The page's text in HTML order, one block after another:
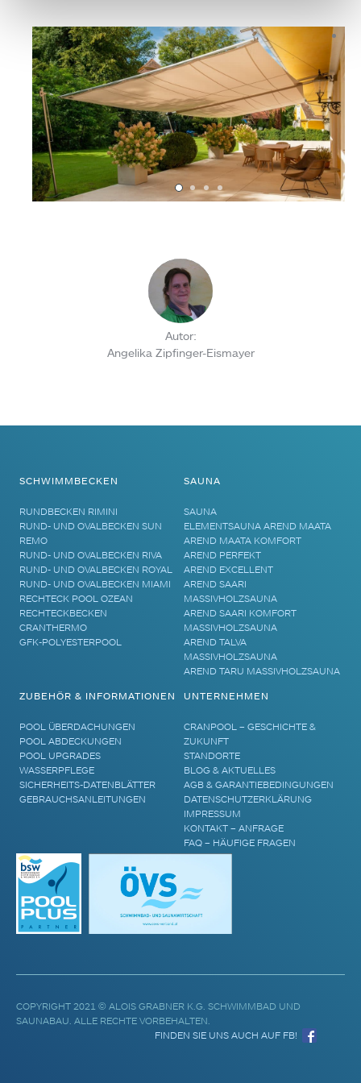
Autor:
Angelika Zipfinger-Eismayer
SCHWIMMBECKEN
RUNDBECKEN RIMINI
RUND- UND OVALBECKEN SUN
REMO
RUND- UND OVALBECKEN RIVA
RUND- UND OVALBECKEN ROYAL
RUND- UND OVALBECKEN MIAMI
RECHTECK POOL OZEAN
RECHTECKBECKEN
CRANTHERMO
GFK-POLYESTERPOOL
SAUNA
SAUNA
ELEMENTSAUNA AREND MAATA
AREND MAATA KOMFORT
AREND PERFEKT
AREND EXCELLENT
AREND SAARI
MASSIVHOLZSAUNA
AREND SAARI KOMFORT
MASSIVHOLZSAUNA
AREND TALVA
MASSIVHOLZSAUNA
AREND TARU MASSIVHOLZSAUNA
ZUBEHÖR & INFORMATIONEN
POOL ÜBERDACHUNGEN
POOL ABDECKUNGEN
POOL UPGRADES
WASSERPFLEGE
SICHERHEITS-DATENBLÄTTER
GEBRAUCHSANLEITUNGEN
UNTERNEHMEN
CRANPOOL – GESCHICHTE &
ZUKUNFT
STANDORTE
BLOG & AKTUELLES
AGB & GARANTIEBEDINGUNGEN
DATENSCHUTZERKLÄRUNG
IMPRESSUM
KONTAKT – ANFRAGE
FAQ – HÄUFIGE FRAGEN
COPYRIGHT 2021 © ALOIS GRABNER K.G. SCHWIMMBAD UND
SAUNABAU. ALLE RECHTE VORBEHALTEN.
FINDEN SIE UNS AUCH AUF FB!